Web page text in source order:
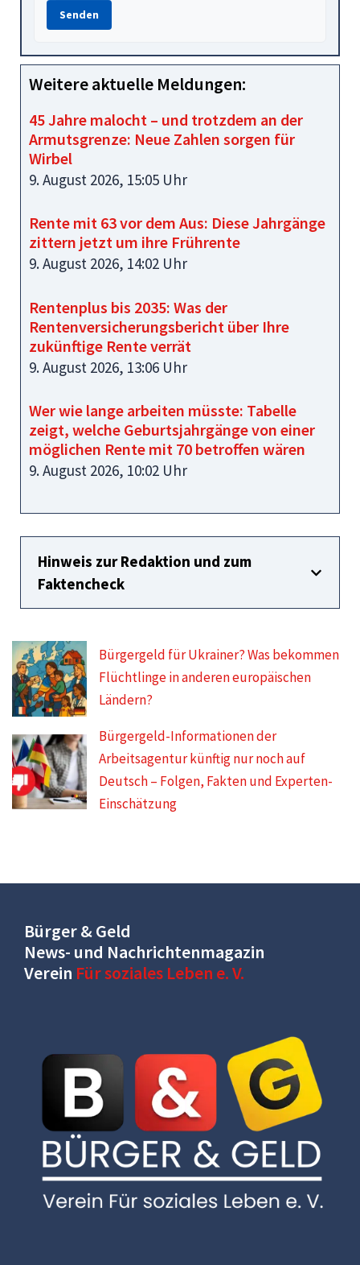
Senden
Weitere aktuelle Meldungen:
45 Jahre malocht – und trotzdem an der
Armutsgrenze: Neue Zahlen sorgen für
Wirbel
9. August 2026, 15:05 Uhr
Rente mit 63 vor dem Aus: Diese Jahrgänge
zittern jetzt um ihre Frührente
9. August 2026, 14:02 Uhr
Rentenplus bis 2035: Was der
Rentenversicherungsbericht über Ihre
zukünftige Rente verrät
9. August 2026, 13:06 Uhr
Wer wie lange arbeiten müsste: Tabelle
zeigt, welche Geburtsjahrgänge von einer
möglichen Rente mit 70 betroffen wären
9. August 2026, 10:02 Uhr
Hinweis zur Redaktion und zum
Faktencheck
Bürgergeld für Ukrainer? Was bekommen
Flüchtlinge in anderen europäischen
Ländern?
Bürgergeld-Informationen der
Arbeitsagentur künftig nur noch auf
Deutsch – Folgen, Fakten und Experten-
Einschätzung
Bürger & Geld
News- und Nachrichtenmagazin
Verein Für soziales Leben e. V.